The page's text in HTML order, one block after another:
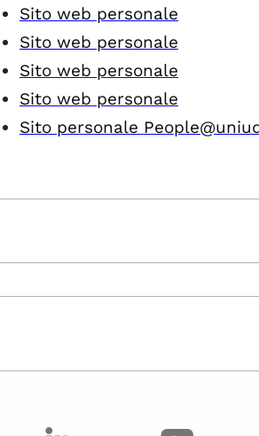
Sito web personale
Sito web personale
Sito web personale
Sito web personale
Sito personale